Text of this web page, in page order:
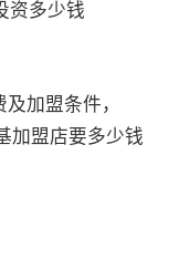
资多少钱
加盟条件，
加盟店要多少钱